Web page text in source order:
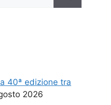
40ª edizione tra
2026